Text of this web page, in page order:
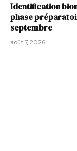
Identification
phase
septembre
août 7, 2026